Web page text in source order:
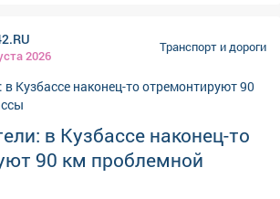
программа, презентация более 50
мастеров, фудкорт и обширная
Так, выступят проект
«Ундервуд», «Братья Грим»,
Споют и кемеровские
артисты, которых недавно отобрали. Фото: АиФ
2026
Транспорт и дороги
в Кузбассе наконец-то
90 км проблемной